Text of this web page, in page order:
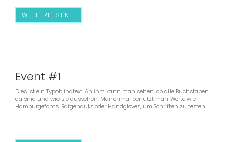
WEITERLESEN …
Event #1
Dies ist ein Typoblindtext. An ihm kann man sehen, ob alle Buchstaben
da sind und wie sie aussehen. Manchmal benutzt man Worte wie
Hamburgefonts, Rafgenduks oder Handgloves, um Schriften zu testen.